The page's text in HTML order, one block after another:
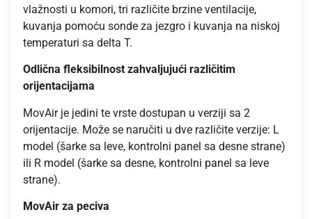
vlažnosti u komori, tri različite brzine ventilacije,
kuvanja pomoću sonde za jezgro i kuvanja na niskoj
temperaturi sa delta T.
Odlična fleksibilnost zahvaljujući različitim
orijentacijama
MovAir je jedini te vrste dostupan u verziji sa 2
orijentacije. Može se naručiti u dve različite verzije: L
model (šarke sa leve, kontrolni panel sa desne strane)
ili R model (šarke sa desne, kontrolni panel sa leve
strane).
MovAir za peciva